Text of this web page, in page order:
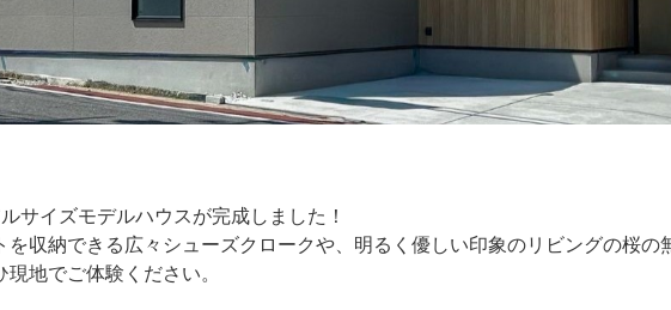
サイズモデルハウスが完成しました！
収納できる広々シューズクロークや、明るく優しい印象のリビングの桜の
地でご体験ください。